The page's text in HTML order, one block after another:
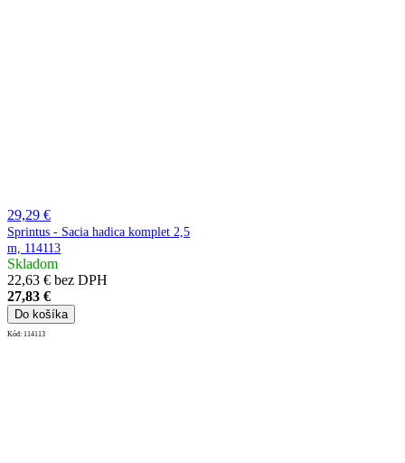
29,29 €
Sprintus - Sacia hadica komplet 2,5
m, 114113
Skladom
22,63 € bez DPH
27,83 €
Do košíka
Kód: 114113